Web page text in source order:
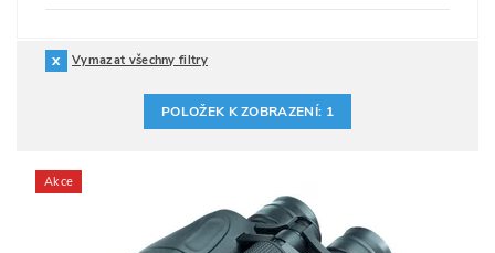
Vymazat všechny filtry
POLOŽEK K ZOBRAZENÍ: 1
Akce